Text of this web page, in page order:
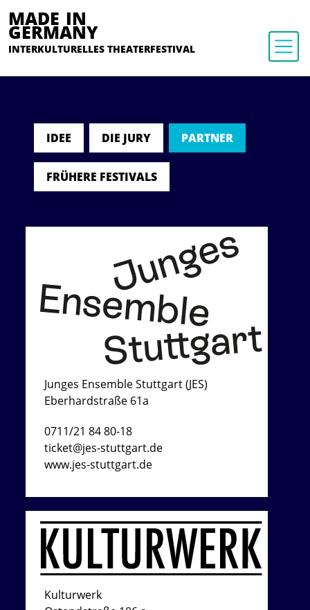
MADE IN
GERMANY
INTERKULTURELLES THEATERFESTIVAL
IDEE DIE JURY PARTNER
FRÜHERE FESTIVALS
Junges Ensemble Stuttgart (JES)
Eberhardstraße 61a
0711/21 84 80-18
ticket@jes-stuttgart.de
www.jes-stuttgart.de
Kulturwerk